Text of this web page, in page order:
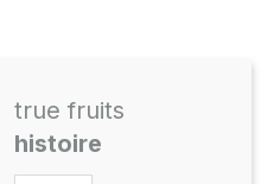
true fruits
histoire